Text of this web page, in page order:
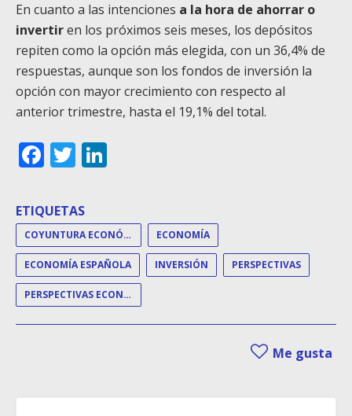
En cuanto a las intenciones a la hora de ahorrar o
invertiren los próximos seis meses, los depósitos
repiten como la opción más elegida, con un 36,4% de
respuestas, aunque son los fondos de inversión la
opción con mayor crecimiento con respecto al
anterior trimestre, hasta el 19,1% del total.
Facebook
Twitter
ETIQUETAS
COYUNTURA ECONÓMICA ECONOMÍA
ECONOMÍA ESPAÑOLA INVERSIÓN PERSPECTIVAS
PERSPECTIVAS ECONÓMICAS
Me gusta